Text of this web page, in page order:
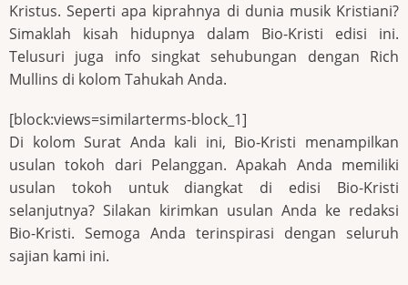
Kristus. Seperti apa kiprahnya di dunia musik Kristiani?
Simaklah kisah hidupnya dalam Bio-Kristi edisi ini.
Telusuri juga info singkat sehubungan dengan Rich
Mullins di kolom Tahukah Anda.
[block:views=similarterms-block_1]
Di kolom Surat Anda kali ini, Bio-Kristi menampilkan
usulan tokoh dari Pelanggan. Apakah Anda memiliki
usulan tokoh untuk diangkat di edisi Bio-Kristi
selanjutnya? Silakan kirimkan usulan Anda ke redaksi
Bio-Kristi. Semoga Anda terinspirasi dengan seluruh
sajian kami ini.